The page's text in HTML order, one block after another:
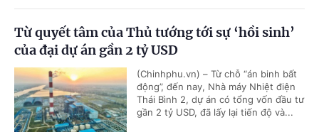
Từ quyết tâm của Thủ tướng tới sự ‘hồi sinh’
của đại dự án gần 2 tỷ USD
(Chinhphu.vn) – Từ chỗ “án binh bất
động”, đến nay, Nhà máy Nhiệt điện
Thái Bình 2, dự án có tổng vốn đầu tư
gần 2 tỷ USD, đã lấy lại tiến độ và...